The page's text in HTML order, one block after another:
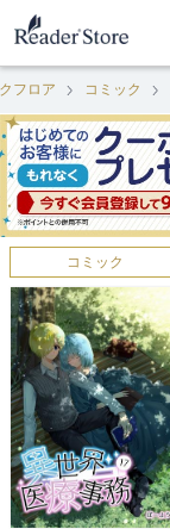
フロア コミック
コミック